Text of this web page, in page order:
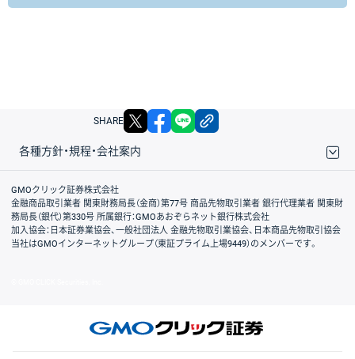
SHARE X facebook
各種方針・規程・会社案内
取引規程・約款
サイトマップ
その他のご案内
個人情報保護方針
最良執行方針
サイトのご利用について
ディスクレイマー
信託保全
リスク説明
会社案内
GMOクリック証券株式会社
金融商品取引業者 関東財務局長（金商）第77号 商品先物取引業者 銀行代理業者 関東財
務局長（銀代）第330号 所属銀行：GMOあおぞらネット銀行株式会社
加入協会：日本証券業協会、一般社団法人 金融先物取引業協会、日本商品先物取引協会
当社はGMOインターネットグループ（東証プライム上場9449）のメンバーです。